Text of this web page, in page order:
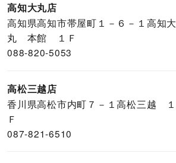
高知大丸店
高知県高知市帯屋町１－６－１高知大
丸 本館 １Ｆ
088-820-5053
高松三越店
香川県高松市内町７－１高松三越 １
Ｆ
087-821-6510